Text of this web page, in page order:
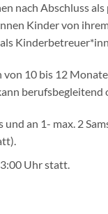
nach Abschluss
Kinder von
10 bis 12
an 1- max. 2
Uhr statt.